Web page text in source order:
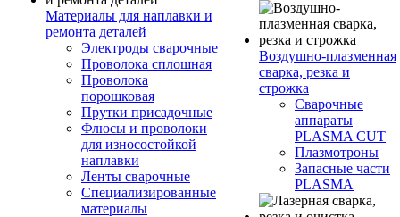
Материалы для наплавки и
ремонта деталей
Электроды сварочные
Проволока сплошная
Проволока
порошковая
Прутки присадочные
Флюсы и проволоки
для износостойкой
наплавки
Ленты сварочные
Специализированные
материалы
Воздушно-плазменная
сварка, резка и
строжка
Сварочные
аппараты
PLASMA CUT
Плазмотроны
Запасные части
PLASMA